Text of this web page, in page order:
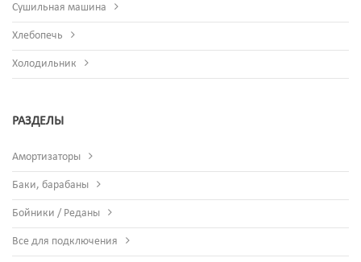
Сушильная машина
Хлебопечь
Холодильник
РАЗДЕЛЫ
Амортизаторы
Баки, барабаны
Бойники / Реданы
Все для подключения